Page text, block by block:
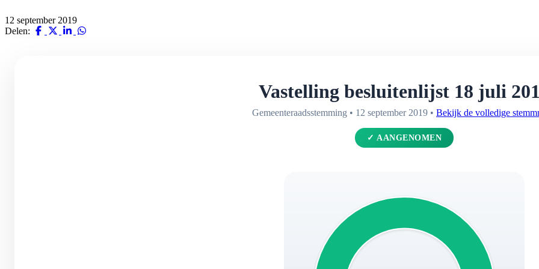
12 september 2019
Delen:
Vastelling besluitenlijst 18 juli
Gemeenteraadsstemming • 12 september 2019 • Bekijk de volledige
✓ AANGENOMEN